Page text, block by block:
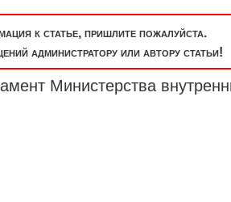
к статье, пришлите пожалуйста.
администратору или автору статьи!
Министерства